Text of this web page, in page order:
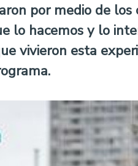
por medio de los
lo hacemos y lo
vivieron esta